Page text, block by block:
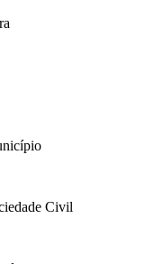
Civil